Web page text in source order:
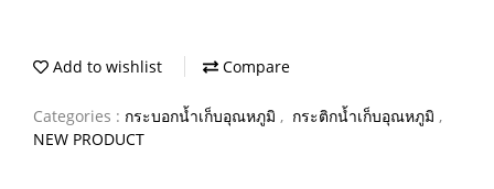
Add to wishlist Compare
Categories : กระบอกน้ำเก็บอุณหภูมิ , กระติกน้ำเก็บอุณหภูมิ ,
NEW PRODUCT